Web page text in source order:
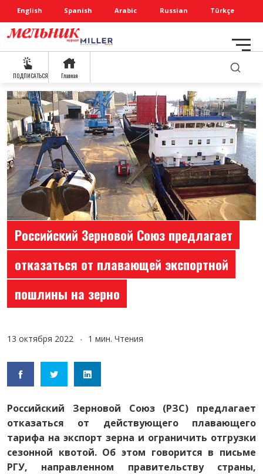
English Spanish Arabic Russian Türkçe
ПОДПИСАТЬСЯ Главная
Российский Зерновой Союз предлагает
отказаться от плавающей экспортной
пошлины на зерно
13 октября 2022 1 мин. Чтения
Российский Зерновой Союз (РЗС) предлагает
отказаться от действующего плавающего
тарифа на экспорт зерна и ограничить отгрузки
сезонной квотой. Об этом говорится в письме
РГУ, направленном правительству страны,